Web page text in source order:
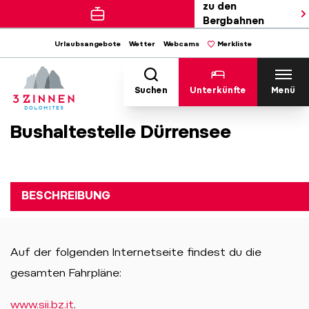
zu den
Bergbahnen
Urlaubsangebote Wetter Webcams Merkliste
Suchen Unterkünfte Menü
Bushaltestelle Dürrensee
BESCHREIBUNG
Auf der folgenden Internetseite findest du die
gesamten Fahrpläne:
www.sii.bz.it.